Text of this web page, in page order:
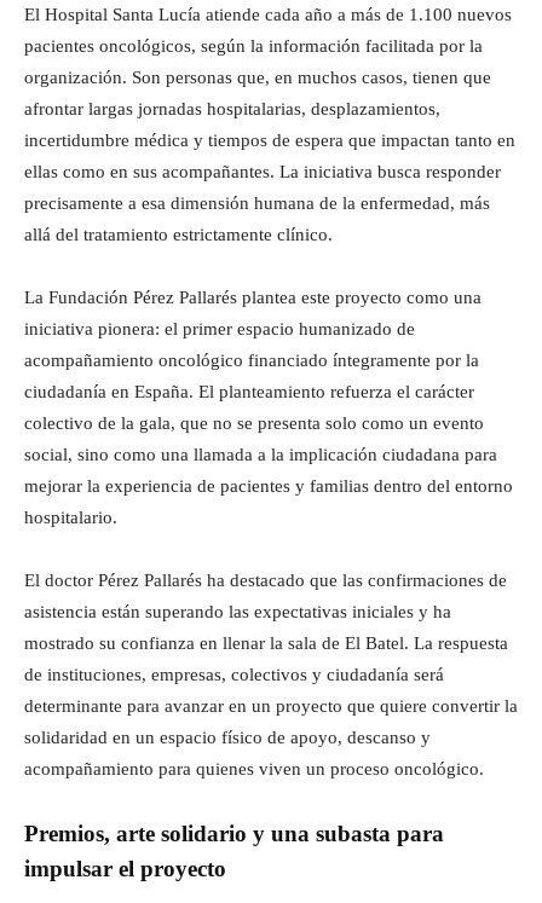
El Hospital Santa Lucía atiende cada año a más de 1.100 nuevos
pacientes oncológicos, según la información facilitada por la
organización. Son personas que, en muchos casos, tienen que
afrontar largas jornadas hospitalarias, desplazamientos,
incertidumbre médica y tiempos de espera que impactan tanto en
ellas como en sus acompañantes. La iniciativa busca responder
precisamente a esa dimensión humana de la enfermedad, más
allá del tratamiento estrictamente clínico.
La Fundación Pérez Pallarés plantea este proyecto como una
iniciativa pionera: el primer espacio humanizado de
acompañamiento oncológico financiado íntegramente por la
ciudadanía en España. El planteamiento refuerza el carácter
colectivo de la gala, que no se presenta solo como un evento
social, sino como una llamada a la implicación ciudadana para
mejorar la experiencia de pacientes y familias dentro del entorno
hospitalario.
El doctor Pérez Pallarés ha destacado que las confirmaciones de
asistencia están superando las expectativas iniciales y ha
mostrado su confianza en llenar la sala de El Batel. La respuesta
de instituciones, empresas, colectivos y ciudadanía será
determinante para avanzar en un proyecto que quiere convertir la
solidaridad en un espacio físico de apoyo, descanso y
acompañamiento para quienes viven un proceso oncológico.
Premios, arte solidario y una subasta para
impulsar el proyecto